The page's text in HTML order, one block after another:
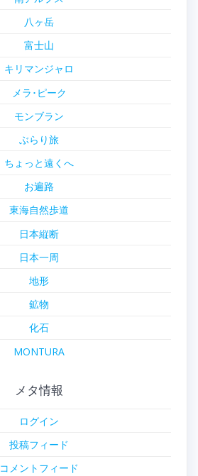
八ヶ岳
富士山
キリマンジャロ
メラ･ピーク
モンブラン
ぶらり旅
ちょっと遠くへ
お遍路
東海自然歩道
日本縦断
日本一周
地形
鉱物
化石
MONTURA
メタ情報
ログイン
投稿フィード
コメントフィード